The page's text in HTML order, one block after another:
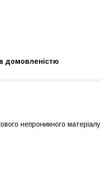
домовленістю
непроникного матеріалу